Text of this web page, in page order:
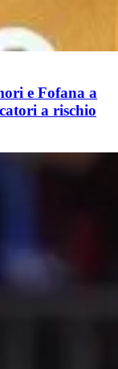
e Fofana a
a rischio